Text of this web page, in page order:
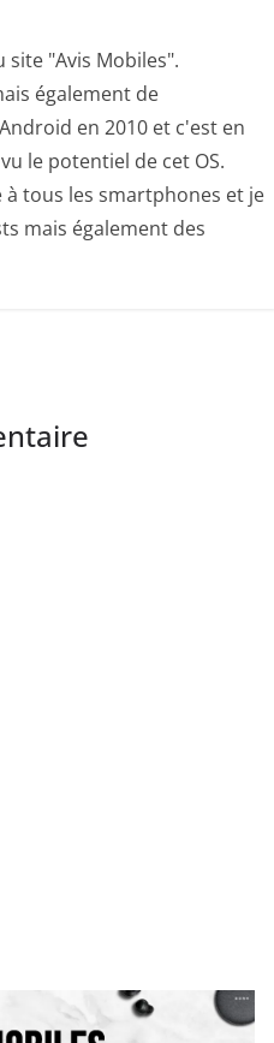
"Avis Mobiles".
également de
en 2010 et c'est en
le potentiel de cet OS.
tous les smartphones et je
mais également des